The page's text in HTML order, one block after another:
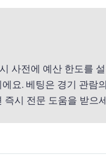
사전에 예산 한도를
요. 베팅은 경기 관람
즉시 전문 도움을 받으